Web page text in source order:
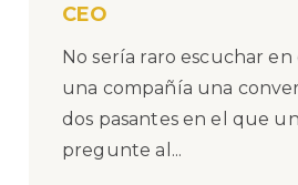
CEO
No sería raro escuchar
una compañía una
dos pasantes en el que
pregunte al...